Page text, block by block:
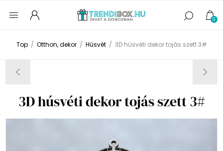
0
Top / Otthon, dekor / Húsvét / 3D húsvéti dekor tojás szett 3#
3D húsvéti dekor tojás szett 3#